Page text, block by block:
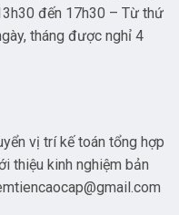
đến 17h30 – Từ thứ
tháng được nghỉ 4
vị trí kế toán tổng hợp
thiệu kinh nghiệm bản